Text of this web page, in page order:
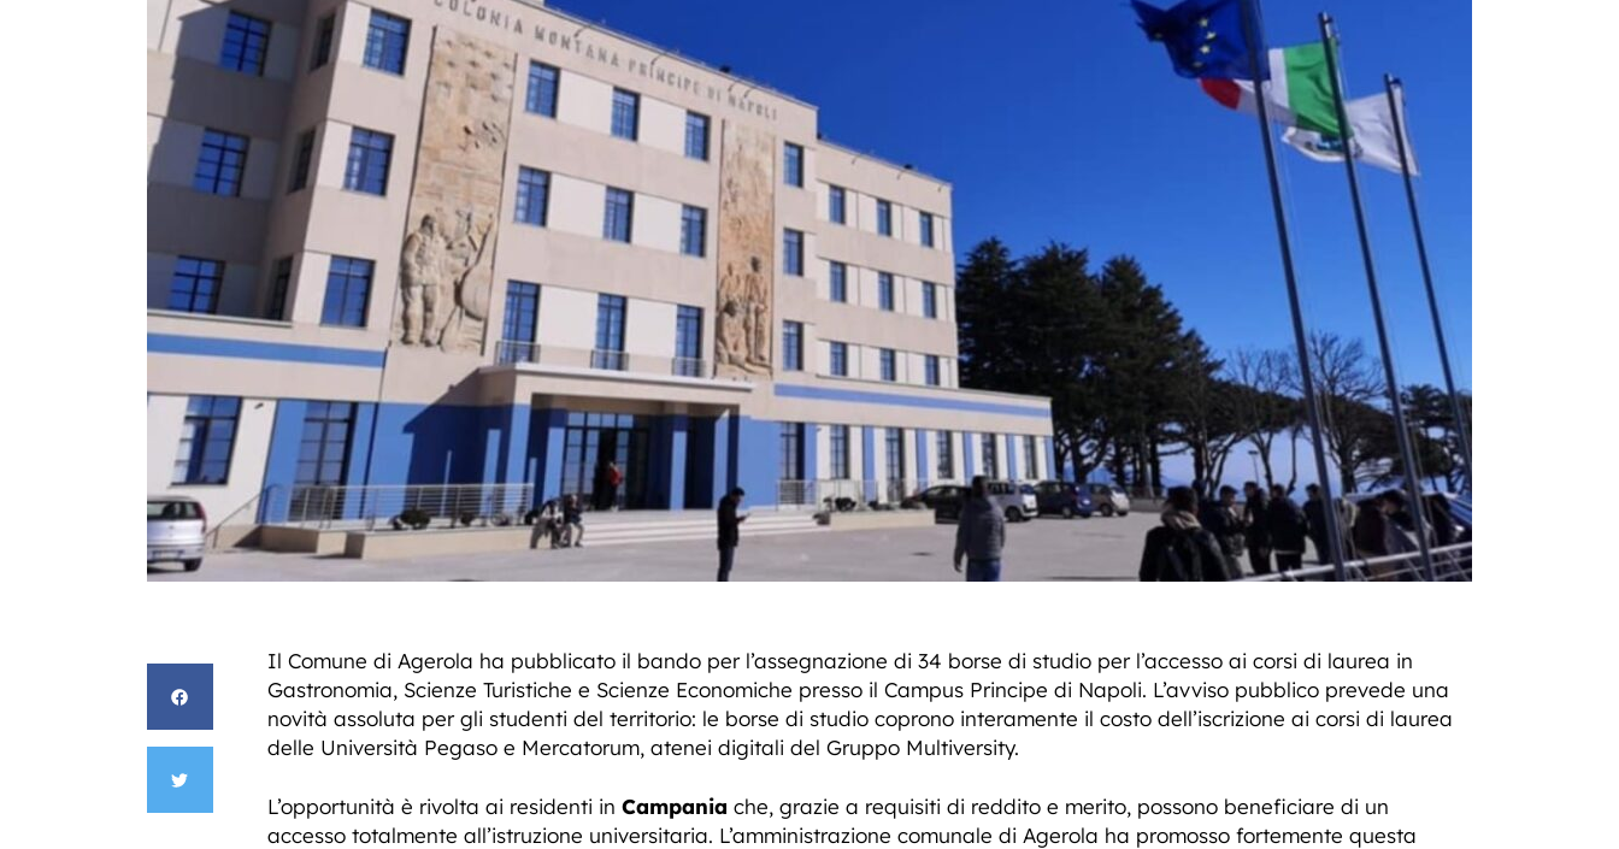
Il Comune di Agerola ha pubblicato il bando per l’assegnazione di 34 borse di studio per l’accesso ai corsi di laurea in
Gastronomia, Scienze Turistiche e Scienze Economiche presso il Campus Principe di Napoli. L’avviso pubblico prevede una
novità assoluta per gli studenti del territorio: le borse di studio coprono interamente il costo dell’iscrizione ai corsi di laurea
delle Università Pegaso e Mercatorum, atenei digitali del Gruppo Multiversity.
L’opportunità è rivolta ai residenti in Campania che, grazie a requisiti di reddito e merito, possono beneficiare di un
accesso totalmente all’istruzione universitaria. L’amministrazione comunale di Agerola ha promosso fortemente questa